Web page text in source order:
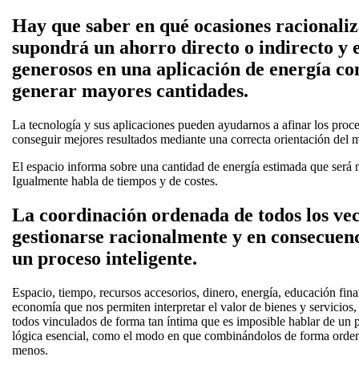
Hay que saber en qué ocasiones
supondrá un ahorro directo o indirecto y
generosos en una aplicación de energía
generar mayores cantidades.
La tecnología y sus aplicaciones pueden ayudarnos a afinar los
conseguir mejores resultados mediante una correcta orientación del
El espacio informa sobre una cantidad de energía estimada que será
Igualmente habla de tiempos y de costes.
La coordinación ordenada de todos los
gestionarse racionalmente y en
un proceso inteligente.
Espacio, tiempo, recursos accesorios, dinero, energía, educación
economía que nos permiten interpretar el valor de bienes y
todos vinculados de forma tan íntima que es imposible hablar de un
lógica esencial, como el modo en que combinándolos de forma
menos.